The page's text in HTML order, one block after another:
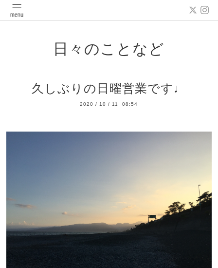
日々のことなど
久しぶりの日曜営業です♩
2020 / 10 / 11 08:54